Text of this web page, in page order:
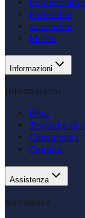
Portamine
Accendini
Matite
Informazioni
Informazioni
Blog
Tecniche di
Consulenza
Contatti
Assistenza
Assistenza